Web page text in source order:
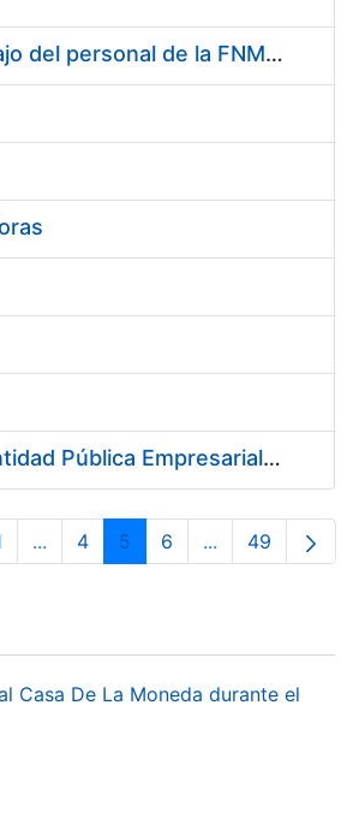
Servicio de Lavado, Limpieza, Desinfección y Descontaminación de la ropa de trabajo del personal de la FNMT-RCM de Madrid
Suscripción de Acuerdo Marco para el Suministro de Material de Ferretería de la Entidad Pública Empresarial Fábrica Nacional de Moneda y Timbre-Real Casa de la Moneda
...Pàgines intermèdies Utilitzeu TAB
Pàgina
4 Pàgina
5 Pàgina
6 ...PàginesPàgina
49
Casa De La Moneda durante el